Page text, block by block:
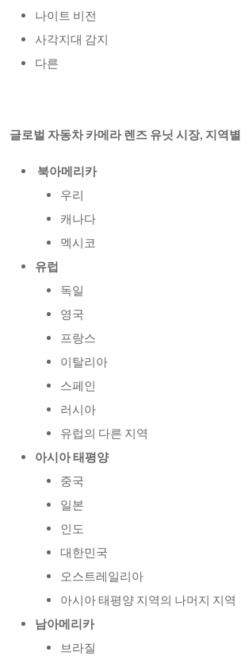
나이트 비전
사각지대 감지
다른
글로벌 자동차 카메라 렌즈 유닛 시장, 지역별
북아메리카
우리
캐나다
멕시코
유럽
독일
영국
프랑스
이탈리아
스페인
러시아
유럽의 다른 지역
아시아 태평양
중국
일본
인도
대한민국
오스트레일리아
아시아 태평양 지역의 나머지 지역
남아메리카
브라질